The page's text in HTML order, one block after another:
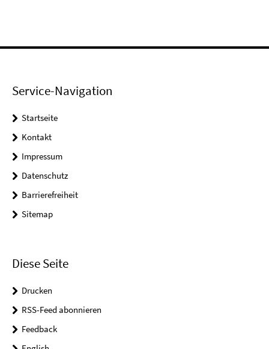
Service-Navigation
Startseite
Kontakt
Impressum
Datenschutz
Barrierefreiheit
Sitemap
Diese Seite
Drucken
RSS-Feed abonnieren
Feedback